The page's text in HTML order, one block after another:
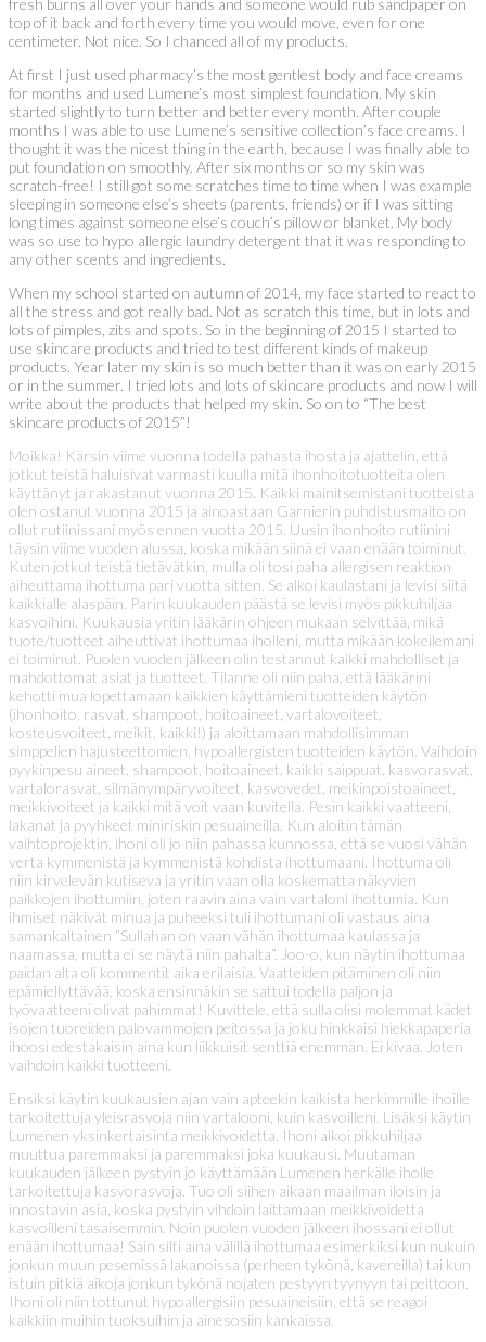
top of it back and forth every time you would move, even for one
centimeter. Not nice. So I chanced all of my products.
At first I just used pharmacy’s the most gentlest body and face creams
for months and used Lumene’s most simplest foundation. My skin
started slightly to turn better and better every month. After couple
months I was able to use Lumene’s sensitive collection’s face creams. I
thought it was the nicest thing in the earth, because I was finally able to
put foundation on smoothly. After six months or so my skin was
scratch-free! I still got some scratches time to time when I was example
sleeping in someone else’s sheets (parents, friends) or if I was sitting
long times against someone else’s couch’s pillow or blanket. My body
was so use to hypo allergic laundry detergent that it was responding to
any other scents and ingredients.
When my school started on autumn of 2014, my face started to react to
all the stress and got really bad. Not as scratch this time, but in lots and
lots of pimples, zits and spots. So in the beginning of 2015 I started to
use skincare products and tried to test different kinds of makeup
products. Year later my skin is so much better than it was on early 2015
or in the summer. I tried lots and lots of skincare products and now I will
write about the products that helped my skin. So on to “The best
skincare products of 2015”!
Moikka! Kärsin viime vuonna todella pahasta ihosta ja ajattelin, että
jotkut teistä haluisivat varmasti kuulla mitä ihonhoitotuotteita olen
käyttänyt ja rakastanut vuonna 2015. Kaikki mainitsemistani tuotteista
olen ostanut vuonna 2015 ja ainoastaan Garnierin puhdistusmaito on
ollut rutiinissani myös ennen vuotta 2015. Uusin ihonhoito rutiinini
täysin viime vuoden alussa, koska mikään siinä ei vaan enään toiminut.
Kuten jotkut teistä tietävätkin, mulla oli tosi paha allergisen reaktion
aiheuttama ihottuma pari vuotta sitten. Se alkoi kaulastani ja levisi siitä
kaikkialle alaspäin. Parin kuukauden päästä se levisi myös pikkuhiljaa
kasvoihini. Kuukausia yritin lääkärin ohjeen mukaan selvittää, mikä
tuote/tuotteet aiheuttivat ihottumaa iholleni, mutta mikään kokeilemani
ei toiminut. Puolen vuoden jälkeen olin testannut kaikki mahdolliset ja
mahdottomat asiat ja tuotteet. Tilanne oli niin paha, että lääkärini
kehotti mua lopettamaan kaikkien käyttämieni tuotteiden käytön
(ihonhoito, rasvat, shampoot, hoitoaineet, vartalovoiteet,
kosteusvoiteet, meikit, kaikki!) ja aloittamaan mahdollisimman
simppelien hajusteettomien, hypoallergisten tuotteiden käytön. Vaihdoin
pyykinpesu aineet, shampoot, hoitoaineet, kaikki saippuat, kasvorasvat,
vartalorasvat, silmänympäryvoiteet, kasvovedet, meikinpoistoaineet,
meikkivoiteet ja kaikki mitä voit vaan kuvitella. Pesin kaikki vaatteeni,
lakanat ja pyyhkeet miniriskin pesuaineilla. Kun aloitin tämän
vaihtoprojektin, ihoni oli jo niin pahassa kunnossa, että se vuosi vähän
verta kymmenistä ja kymmenistä kohdista ihottumaani. Ihottuma oli
niin kirvelevän kutiseva ja yritin vaan olla koskematta näkyvien
paikkojen ihottumiin, joten raavin aina vain vartaloni ihottumia. Kun
ihmiset näkivät minua ja puheeksi tuli ihottumani oli vastaus aina
samankaltainen ”Sullahan on vaan vähän ihottumaa kaulassa ja
naamassa, mutta ei se näytä niin pahalta”. Joo-o, kun näytin ihottumaa
paidan alta oli kommentit aika erilaisia. Vaatteiden pitäminen oli niin
epämiellyttävää, koska ensinnäkin se sattui todella paljon ja
työvaatteeni olivat pahimmat! Kuvittele, että sulla olisi molemmat kädet
isojen tuoreiden palovammojen peitossa ja joku hinkkaisi hiekkapaperia
ihoosi edestakaisin aina kun liikkuisit senttiä enemmän. Ei kivaa. Joten
vaihdoin kaikki tuotteeni.
Ensiksi käytin kuukausien ajan vain apteekin kaikista herkimmille ihoille
tarkoitettuja yleisrasvoja niin vartalooni, kuin kasvoilleni. Lisäksi käytin
Lumenen yksinkertaisinta meikkivoidetta. Ihoni alkoi pikkuhiljaa
muuttua paremmaksi ja paremmaksi joka kuukausi. Muutaman
kuukauden jälkeen pystyin jo käyttämään Lumenen herkälle iholle
tarkoitettuja kasvorasvoja. Tuo oli siihen aikaan maailman iloisin ja
innostavin asia, koska pystyin vihdoin laittamaan meikkivoidetta
kasvoilleni tasaisemmin. Noin puolen vuoden jälkeen ihossani ei ollut
enään ihottumaa! Sain silti aina välillä ihottumaa esimerkiksi kun nukuin
jonkun muun pesemissä lakanoissa (perheen tykönä, kavereilla) tai kun
istuin pitkiä aikoja jonkun tykönä nojaten pestyyn tyynyyn tai peittoon.
Ihoni oli niin tottunut hypoallergisiin pesuaineisiin, että se reagoi
kaikkiin muihin tuoksuihin ja ainesosiin kankaissa.